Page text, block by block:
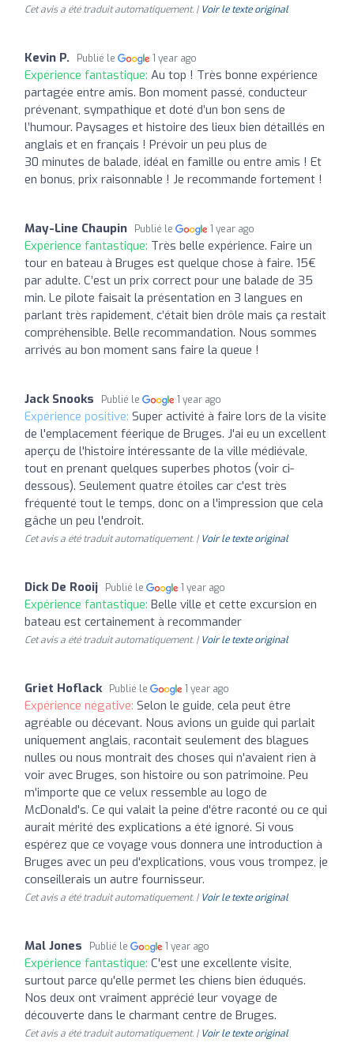
Cet avis a été traduit automatiquement. | Voir le texte original
Kevin P. Publié le 1 year ago
Expérience fantastique: Au top ! Très bonne expérience
partagée entre amis. Bon moment passé, conducteur
prévenant, sympathique et doté d’un bon sens de
l’humour. Paysages et histoire des lieux bien détaillés en
anglais et en français ! Prévoir un peu plus de
30 minutes de balade, idéal en famille ou entre amis ! Et
en bonus, prix raisonnable ! Je recommande fortement !
May-Line Chaupin Publié le 1 year ago
Expérience fantastique: Très belle expérience. Faire un
tour en bateau à Bruges est quelque chose à faire. 15€
par adulte. C’est un prix correct pour une balade de 35
min. Le pilote faisait la présentation en 3 langues en
parlant très rapidement, c’était bien drôle mais ça restait
compréhensible. Belle recommandation. Nous sommes
arrivés au bon moment sans faire la queue !
Jack Snooks Publié le 1 year ago
Expérience positive: Super activité à faire lors de la visite
de l'emplacement féerique de Bruges. J'ai eu un excellent
aperçu de l'histoire intéressante de la ville médiévale,
tout en prenant quelques superbes photos (voir ci-
dessous). Seulement quatre étoiles car c'est très
fréquenté tout le temps, donc on a l'impression que cela
gâche un peu l'endroit.
Cet avis a été traduit automatiquement. | Voir le texte original
Dick De Rooij Publié le 1 year ago
Expérience fantastique: Belle ville et cette excursion en
bateau est certainement à recommander
Cet avis a été traduit automatiquement. | Voir le texte original
Griet Hoflack Publié le 1 year ago
Expérience négative: Selon le guide, cela peut être
agréable ou décevant. Nous avions un guide qui parlait
uniquement anglais, racontait seulement des blagues
nulles ou nous montrait des choses qui n'avaient rien à
voir avec Bruges, son histoire ou son patrimoine. Peu
m'importe que ce velux ressemble au logo de
McDonald's. Ce qui valait la peine d'être raconté ou ce qui
aurait mérité des explications a été ignoré. Si vous
espérez que ce voyage vous donnera une introduction à
Bruges avec un peu d'explications, vous vous trompez, je
conseillerais un autre fournisseur.
Cet avis a été traduit automatiquement. | Voir le texte original
Mal Jones Publié le 1 year ago
Expérience fantastique: C'est une excellente visite,
surtout parce qu'elle permet les chiens bien éduqués.
Nos deux ont vraiment apprécié leur voyage de
découverte dans le charmant centre de Bruges.
Cet avis a été traduit automatiquement. | Voir le texte original